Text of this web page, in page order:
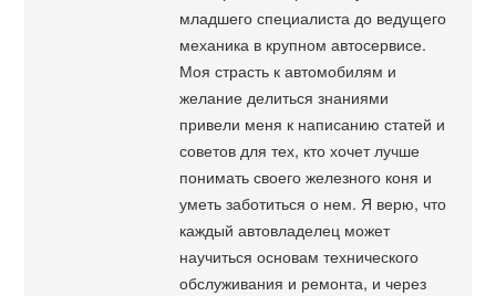
младшего специалиста до ведущего
механика в крупном автосервисе.
Моя страсть к автомобилям и
желание делиться знаниями
привели меня к написанию статей и
советов для тех, кто хочет лучше
понимать своего железного коня и
уметь заботиться о нем. Я верю, что
каждый автовладелец может
научиться основам технического
обслуживания и ремонта, и через